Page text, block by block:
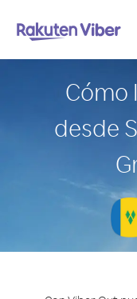
Cómo
desde